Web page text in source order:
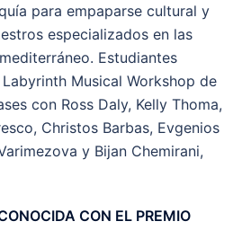
para empaparse cultural y
especializados en las
Estudiantes
Musical Workshop de
con Ross Daly, Kelly Thoma,
Christos Barbas, Evgenios
y Bijan Chemirani,
CON EL PREMIO